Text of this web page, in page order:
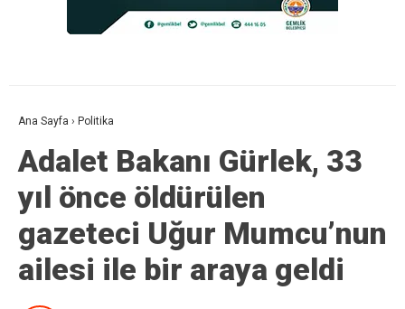
Ana Sayfa › Politika
Adalet Bakanı Gürlek, 33
yıl önce öldürülen
gazeteci Uğur Mumcu’nun
ailesi ile bir araya geldi